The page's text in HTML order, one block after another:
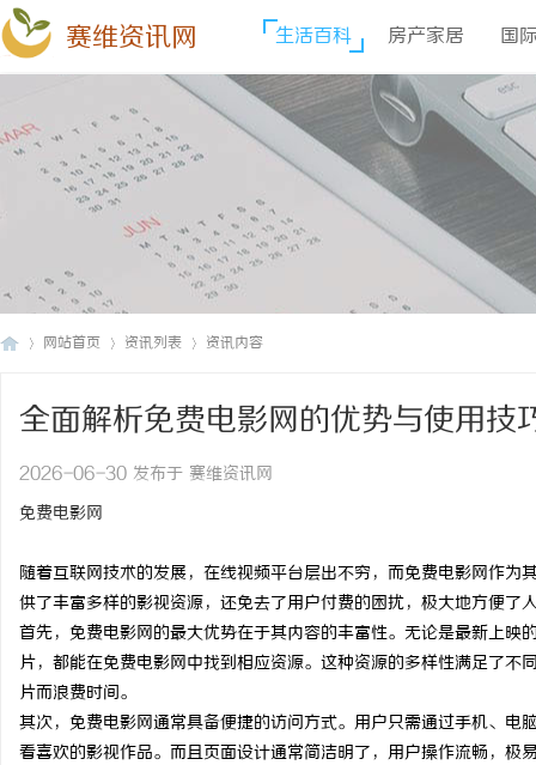
赛维资讯网 生活百科 房产家居 国
网站首页 资讯列表 资讯内容
全面解析免费电影网的优势与使用技
2026-06-30 发布于 赛维资讯网
免费电影网
随着互联网技术的发展，在线视频平台层出不穷，而免费电影网作
供了丰富多样的影视资源，还免去了用户付费的困扰，极大地方便了
首先，免费电影网的最大优势在于其内容的丰富性。无论是最新上
片，都能在免费电影网中找到相应资源。这种资源的多样性满足了
片而浪费时间。
其次，免费电影网通常具备便捷的访问方式。用户只需通过手机、
看喜欢的影视作品。而且页面设计通常简洁明了，用户操作流畅，